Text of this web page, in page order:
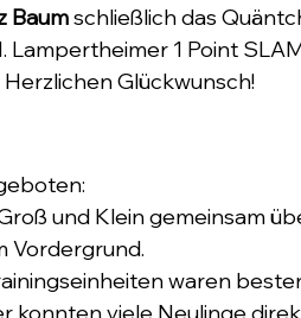
Baum schließlich das
Lampertheimer 1 Point
Glückwunsch!
und Klein gemeinsam
Vordergrund.
waren